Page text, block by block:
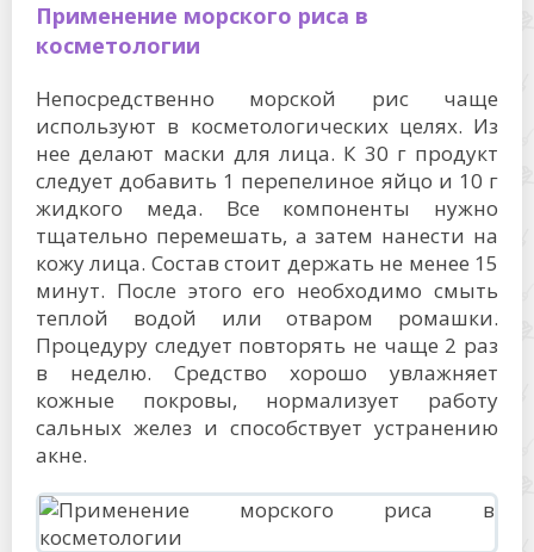
Применение морского риса в
косметологии
Непосредственно морской рис чаще
используют в косметологических целях. Из
нее делают маски для лица. К 30 г продукт
следует добавить 1 перепелиное яйцо и 10 г
жидкого меда. Все компоненты нужно
тщательно перемешать, а затем нанести на
кожу лица. Состав стоит держать не менее 15
минут. После этого его необходимо смыть
теплой водой или отваром ромашки.
Процедуру следует повторять не чаще 2 раз
в неделю. Средство хорошо увлажняет
кожные покровы, нормализует работу
сальных желез и способствует устранению
акне.